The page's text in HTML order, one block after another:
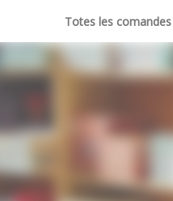
Totes les